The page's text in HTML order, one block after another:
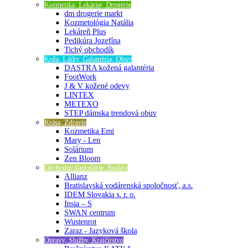
Kozmetika, Lekárne, Drogérie
dm drogerie markt
Kozmetológia Natália
Lekáreň Plus
Pedikúra Jozefína
Tichý obchodík
Koža, Látky, Galantéria, Obuv
DASTRA kožená galantéria
FootWork
J & V kožené odevy
LINTEX
METEXO
STEP dámska trendová obuv
Krása, Zdravie
Kozmetika Emi
Mary - Len
Solárium
Zen Bloom
Obchodné kancelárie, Reality
Allianz
Bratislavská vodárenská spoločnosť, a.s.
IDEM Slovakia s. r. o.
Insia – S
SWAN centrum
Wustenrot
Zaraz - Jazyková škola
Opravy, Služby, Krajčírstvo